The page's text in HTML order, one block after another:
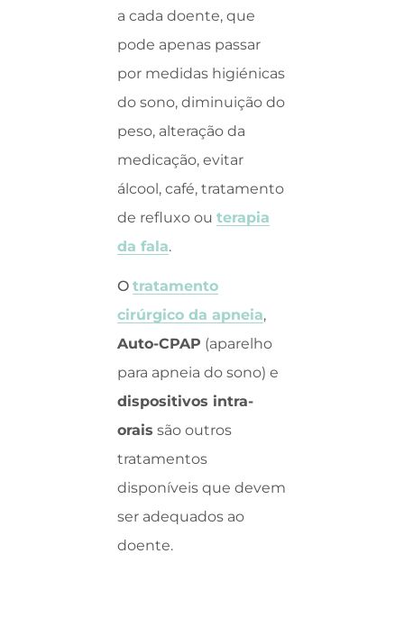
a cada doente, que
pode apenas passar
por medidas higiénicas
do sono, diminuição do
peso, alteração da
medicação, evitar
álcool, café, tratamento
de refluxo ou terapia
da fala.
O tratamento
cirúrgico da apneia,
Auto-CPAP (aparelho
para apneia do sono) e
dispositivos intra-
orais são outros
tratamentos
disponíveis que devem
ser adequados ao
doente.